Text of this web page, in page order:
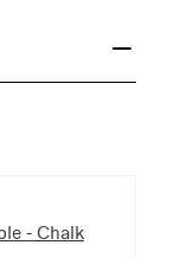
- Chalk